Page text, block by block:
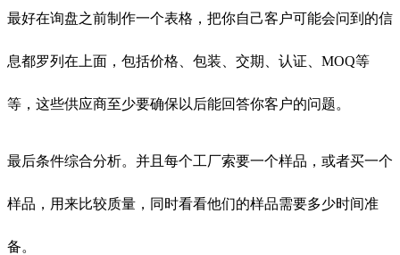
最好在询盘之前制作一个表格，把你自己客户可能会问到的信
息都罗列在上面，包括价格、包装、交期、认证、 MOQ等
等，这些供应商至少要确保以后能回答你客户的问题。
最后条件综合分析。并且每个工厂索要一个样品，或者买一个
样品，用来比较质量，同时看看他们的样品需要多少时间准
备。